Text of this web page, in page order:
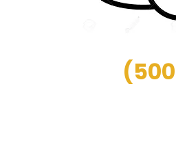
(500